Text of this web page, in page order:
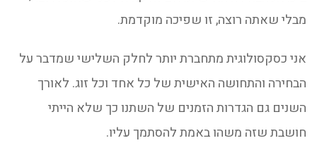
מבלי שאתה רוצה, זו שפיכה מוקדמת.
אני כסקסולוגית מתחברת יותר לחלק השלישי שמדבר על
הבחירה והתחושה האישית של כל אחד וכל זוג. לאורך
השנים גם הגדרות הזמנים של השתנו כך שלא הייתי
חושבת שזה משהו באמת להסתמך עליו.